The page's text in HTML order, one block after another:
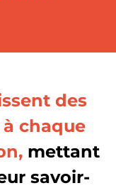
des
chaque
mettant
savoir-